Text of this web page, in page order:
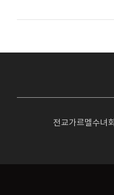
전교가르멜수녀회